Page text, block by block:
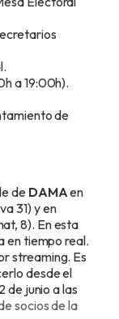
a 19:00h).
de
de DAMAen
31) y en
8). En esta
en tiempo real.
streaming. Es
desde el
de junio a las
socios de la